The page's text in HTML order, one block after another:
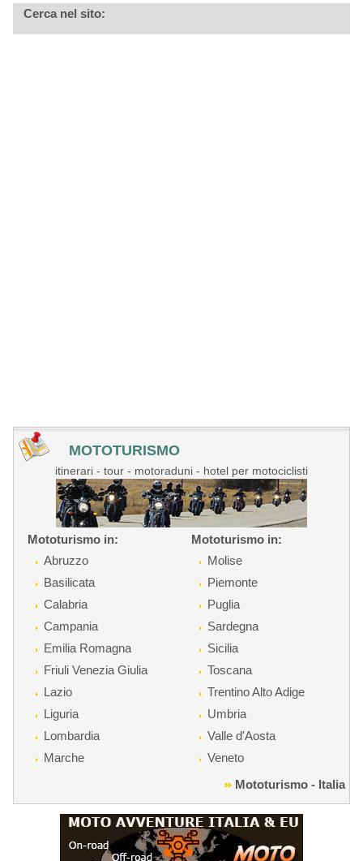
Cerca nel sito:
MOTOTURISMO
itinerari - tour - motoraduni - hotel per motociclisti
Mototurismo in:
Abruzzo
Basilicata
Calabria
Campania
Emilia Romagna
Friuli Venezia Giulia
Lazio
Liguria
Lombardia
Marche
Mototurismo in:
Molise
Piemonte
Puglia
Sardegna
Sicilia
Toscana
Trentino Alto Adige
Umbria
Valle d'Aosta
Veneto
Mototurismo - Italia